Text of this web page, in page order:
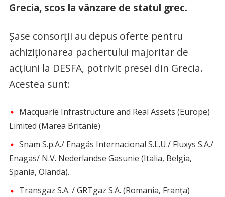
Grecia, scos la vânzare de statul grec.
Şase consorţii au depus oferte pentru
achiziţionarea pachertului majoritar de
acţiuni la DESFA, potrivit presei din Grecia.
Acestea sunt:
Macquarie Infrastructure and Real Assets (Europe)
Limited (Marea Britanie)
Snam S.p.A./ Enagás Internacional S.L.U./ Fluxys S.A./
Enagas/ N.V. Nederlandse Gasunie (Italia, Belgia,
Spania, Olanda).
Transgaz S.A. / GRTgaz S.A. (Romania, Franţa)